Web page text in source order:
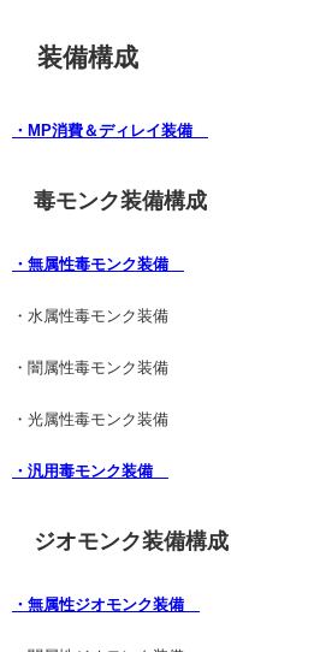
装備構成
・MP消費＆ディレイ装備
毒モンク装備構成
・無属性毒モンク装備
・水属性毒モンク装備
・闇属性毒モンク装備
・光属性毒モンク装備
・汎用毒モンク装備
ジオモンク装備構成
・無属性ジオモンク装備